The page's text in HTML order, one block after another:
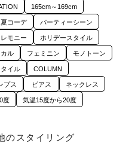
165cm～169cm
夏コーデ パーティーシーン
モニー ホリデースタイル
ル フェミニン モノトーン
イル COLUMN
プス ピアス ネックレス
度 気温15度から20度
のスタイリング